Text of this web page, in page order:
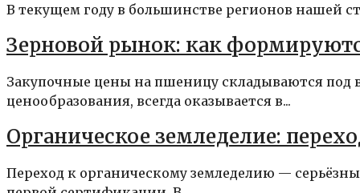
В текущем году в большинстве регионов нашей
Зерновой рынок: как
Закупочные цены на пшеницу складываются
ценообразования, всегда оказывается в...
Органическое земледелие:
Переход к органическому земледелию —